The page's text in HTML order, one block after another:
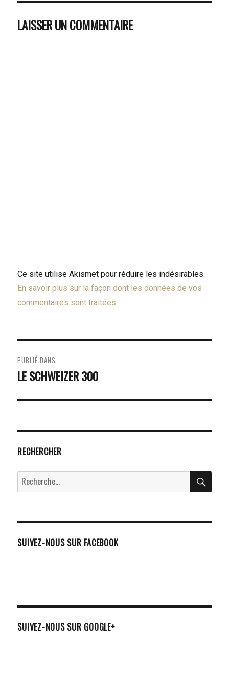
LAISSER UN COMMENTAIRE
Ce site utilise Akismet pour réduire les indésirables.
En savoir plus sur la façon dont les données de vos
commentaires sont traitées.
NAVIGATION
DE
PUBLIÉ DANS
LE SCHWEIZER 300
RECHERCHER
Recherche
pour :
SUIVEZ-NOUS SUR FACEBOOK
SUIVEZ-NOUS SUR GOOGLE+